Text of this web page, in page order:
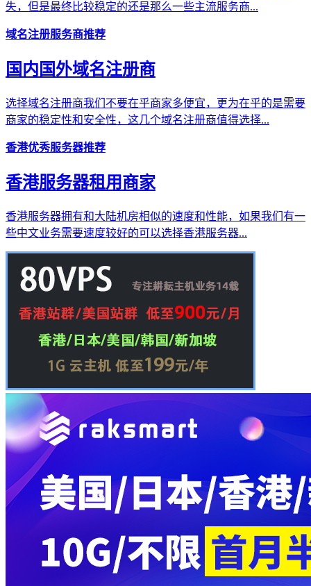
失，但是最终比较稳定的还是那么一些主流服务商...
域名注册服务商推荐
国内国外域名注册商
选择域名注册商我们不要在乎商家多便宜，更为在乎的是需要
商家的稳定性和安全性，这几个域名注册商值得选择...
香港优秀服务器推荐
香港服务器租用商家
香港服务器拥有和大陆机房相似的速度和性能，如果我们有一
些中文业务需要速度较好的可以选择香港服务器...